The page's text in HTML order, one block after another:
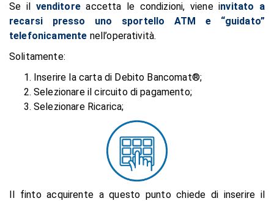
Se il venditoreaccetta le condizioni, viene invitato a
recarsi presso uno sportello ATM e “guidato”
telefonicamente nell’operatività.
Solitamente:
Inserire la carta di Debito Bancomat®;
Selezionare il circuito di pagamento;
Selezionare Ricarica;
Il finto acquirente a questo punto chiede di inserire il